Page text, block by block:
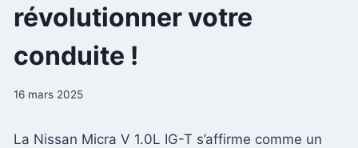
révolutionner votre
conduite !
16 mars 2025
La Nissan Micra V 1.0L IG-T s’affirme comme un